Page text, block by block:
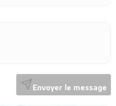
Envoyer le message